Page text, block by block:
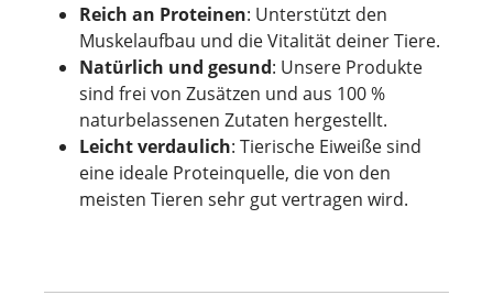
Reich an Proteinen: Unterstützt den
Muskelaufbau und die Vitalität deiner Tiere.
Natürlich und gesund: Unsere Produkte
sind frei von Zusätzen und aus 100 %
naturbelassenen Zutaten hergestellt.
Leicht verdaulich: Tierische Eiweiße sind
eine ideale Proteinquelle, die von den
meisten Tieren sehr gut vertragen wird.